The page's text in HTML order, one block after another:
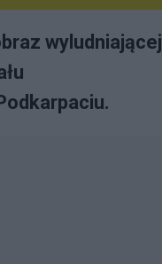
wyludniającej